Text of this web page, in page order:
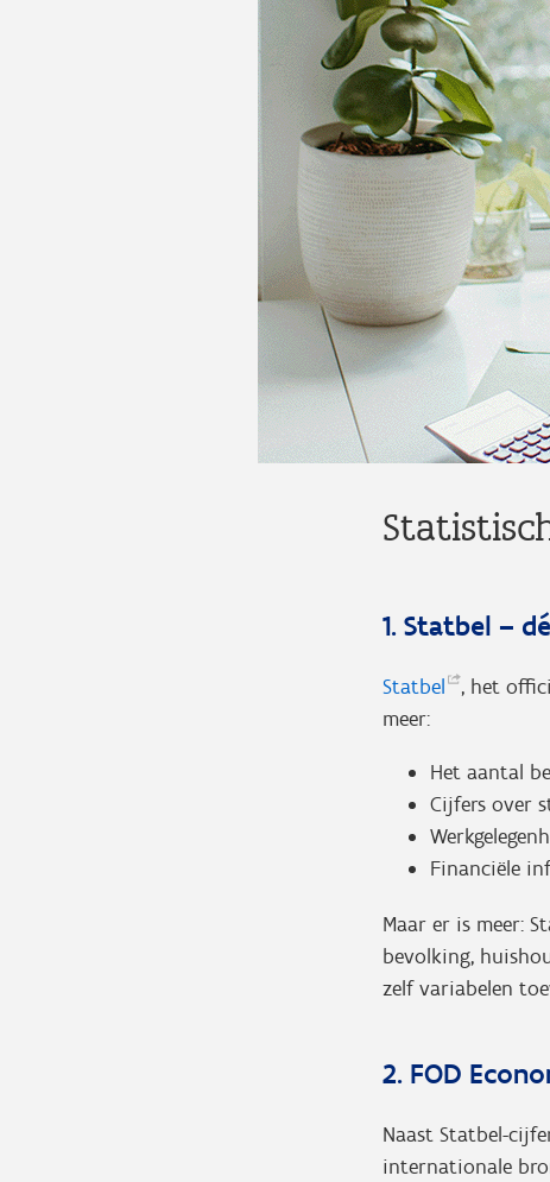
1. Statbel –
Statbel
, het
meer:
Het aantal
Cijfers over
Financiële
Maar er is meer:
bevolking,
zelf variabelen
2. FOD
Naast Statbel-
internationale